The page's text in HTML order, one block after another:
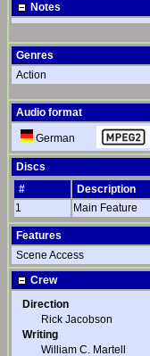
Notes
Genres
Action
Audio format
German
Discs
#
Description
1
Main Feature
Features
Scene Access
Crew
Direction
Rick Jacobson
Writing
William C. Martell